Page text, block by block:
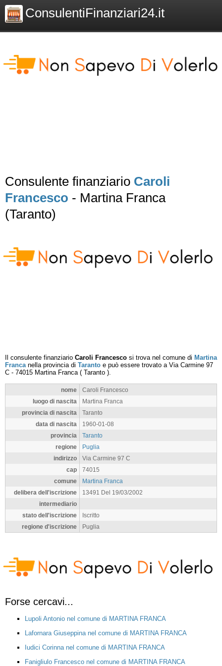
ConsulentiFinanziari24.it
Consulente finanziario Caroli
Francesco - Martina Franca
(Taranto)
Il consulente finanziario Caroli Francesco si trova nel comune di Martina
Francanella provincia di Taranto e può essere trovato a Via Carmine 97
C - 74015 Martina Franca( Taranto ).
nome
Caroli Francesco
luogo di nascita
Martina Franca
provincia di nascita
Taranto
data di nascita
1960-01-08
provincia
Taranto
regione
Puglia
indirizzo
Via Carmine 97 C
cap
74015
comune
Martina Franca
delibera dell'iscrizione
13491 Del 19/03/2002
intermediario
stato dell'iscrizione
Iscritto
regione d'iscrizione
Puglia
Forse cercavi...
Lupoli Antonio nel comune di MARTINA FRANCA
Lafornara Giuseppina nel comune di MARTINA FRANCA
Iudici Corinna nel comune di MARTINA FRANCA
Fanigliulo Francesco nel comune di MARTINA FRANCA